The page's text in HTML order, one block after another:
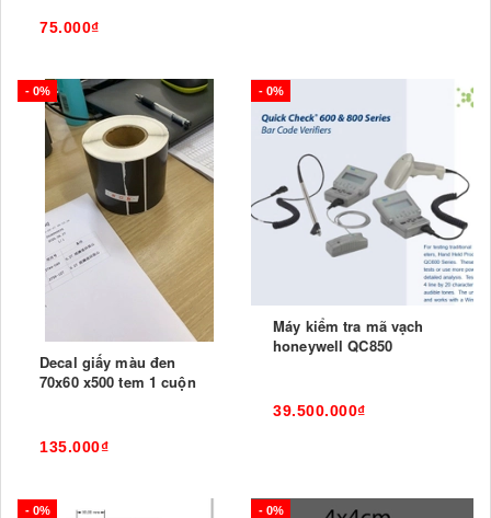
75.000₫
- 0%
Decal giấy màu đen
70x60 x500 tem 1 cuộn
135.000₫
- 0%
Máy kiểm tra mã vạch
honeywell QC850
39.500.000₫
- 0% - 0%